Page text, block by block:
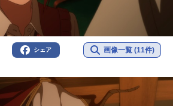
シェア 画像一覧 (11件)